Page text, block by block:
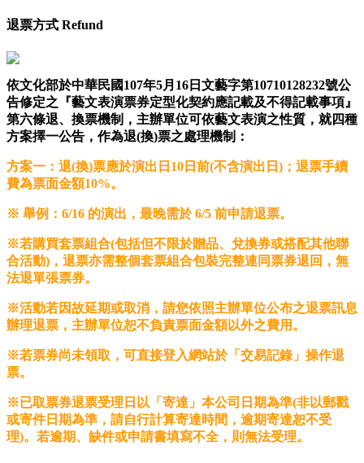
退票方式 Refund
依文化部於中華民國107年5月16日文藝字第10710128232號公
告修定之『藝文表演票券定型化契約應記載及不得記載事項』
第六條退、換票機制，主辦單位可依藝文表演之性質，就四種
方案擇一公告，作為退(換)票之處理機制：
方案一： 退(換)票應於演出日10日前(不含演出日) ；退票手續
費為票面金額10%。
※ 舉例：6/16 的演出，最晚需於 6/5 前申請退票。
※若購買套票組合(包括但不限於贈品、兌換券或搭配其他聯
合活動)，退票亦需整個套票組合包裝完整連同票券退回，無
法退單張票券。
※活動若因故延期或取消，請您依照主辦單位公布之退票訊息
辦理退票，主辦單位恕不負責票面金額以外之費用。
※若票券尚未領取，可直接登入網站於「交易記錄」操作退
票。
※已取票券退票受理日以「寄達」本公司日期為準(非以郵戳
或寄件日期為準，請自行計算寄達時間，逾期寄達恕不受
理)。若逾期、缺件或申請書填寫不全，則無法受理。